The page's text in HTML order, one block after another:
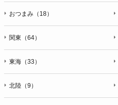
おつまみ（18）
関東（64）
東海（33）
北陸（9）